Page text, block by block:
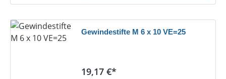
Gewindestifte M 6 x 10 VE=25
Regulärer Preis:
19,17 €*